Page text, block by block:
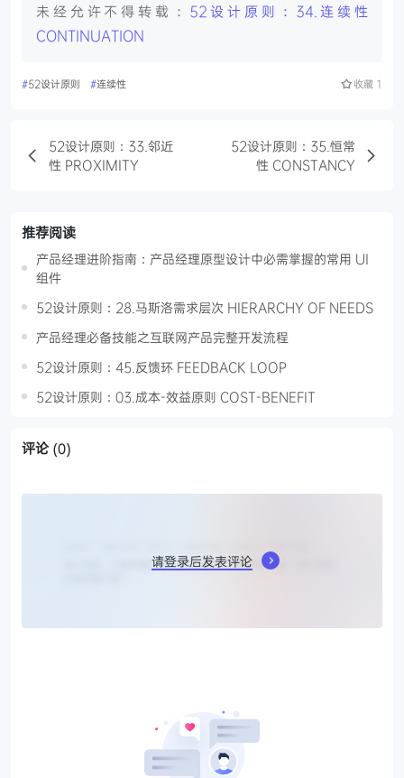
未经允许不得转载： 52设计原则：34.连续性
CONTINUATION
#52设计原则 #连续性 收藏 1
52设计原则：33.邻近
性 PROXIMITY
52设计原则：35.恒常
性 CONSTANCY
推荐阅读
产品经理进阶指南：产品经理原型设计中必需掌握的常用 UI
组件
52设计原则：28.马斯洛需求层次 HIERARCHY OF NEEDS
产品经理必备技能之互联网产品完整开发流程
52设计原则：45.反馈环 FEEDBACK LOOP
52设计原则：03.成本-效益原则 COST-BENEFIT
评论 (0)
请登录后发表评论